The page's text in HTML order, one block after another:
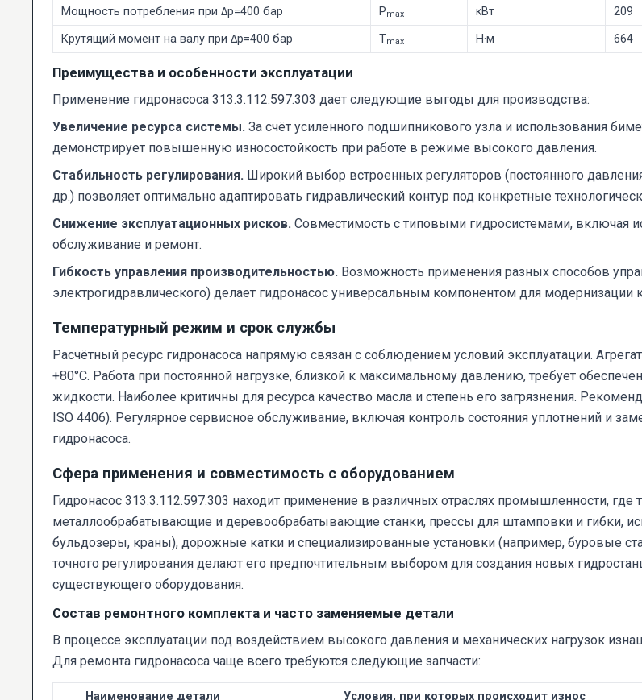
Мощность потребления при Δp=400 бар
Pmax кВт
209
Крутящий момент на валу при Δp=400 бар
Tmax Н·м 664
Преимущества и особенности эксплуатации
Применение гидронасоса 313.3.112.597.303 дает следующие выгоды для производства:
Увеличение ресурса системы. За счёт усиленного подшипникового узла и использования
демонстрирует повышенную износостойкость при работе в режиме высокого давления.
Стабильность регулирования. Широкий выбор встроенных регуляторов (постоянного
др.) позволяет оптимально адаптировать гидравлический контур под конкретные
Снижение эксплуатационных рисков. Совместимость с типовыми гидросистемами, включая
обслуживание и ремонт.
Гибкость управления производительностью. Возможность применения разных способов
электрогидравлического) делает гидронасос универсальным компонентом для модернизации
Температурный режим и срок службы
Расчётный ресурс гидронасоса напрямую связан с соблюдением условий эксплуатации.
+80°C. Работа при постоянной нагрузке, близкой к максимальному давлению, требует
жидкости. Наиболее критичны для ресурса качество масла и степень его загрязнения.
ISO 4406). Регулярное сервисное обслуживание, включая контроль состояния уплотнений и
гидронасоса.
Сфера применения и совместимость с оборудованием
Гидронасос 313.3.112.597.303 находит применение в различных отраслях промышленности,
металлообрабатывающие и деревообрабатывающие станки, прессы для штамповки и гибки,
бульдозеры, краны), дорожные катки и специализированные установки (например, буровые
точного регулирования делают его предпочтительным выбором для создания новых
существующего оборудования.
Состав ремонтного комплекта и часто заменяемые детали
В процессе эксплуатации под воздействием высокого давления и механических нагрузок
Для ремонта гидронасоса чаще всего требуются следующие запчасти:
Наименование детали Условия, при которых происходит износ